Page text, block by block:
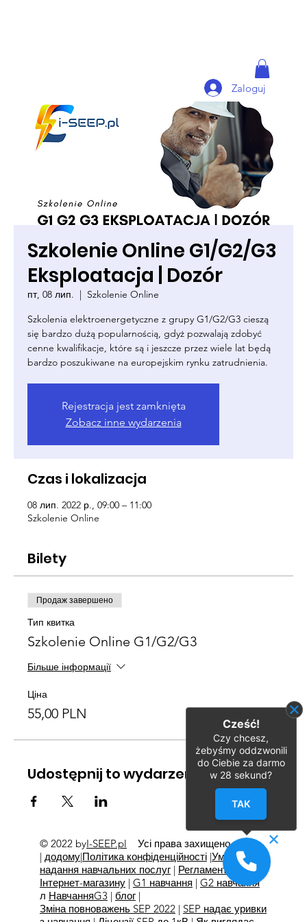
Zaloguj
Szkolenie Online G1/G2/G3
Eksploatacja | Dozór
пт, 08 лип.
  |
Szkolenie Online
Szkolenia elektroenergetyczne z grupy G1/G2/G3 cieszą
się bardzo dużą popularnością, gdyż pozwalają zdobyć
cenne kwalifikacje, które są i jeszcze przez wiele lat będą
bardzo poszukiwane na europejskim rynku zatrudnienia.
Rejestracja jest zamknięta
Zobacz inne wydarzenia
Czas i lokalizacja
08 лип. 2022 р., 09:00 – 11:00
Szkolenie Online
Bilety
Продаж завершено
Тип квитка
Szkolenie Online G1/G2/G3
Більше інформації
Ціна
55,00 PLN
Udostępnij to wydarzenie
© 2022 byI-SEEP.pl
Усі права захищено
| додому|Політика конфіденційності|Умови
надання навчальних послуг| Регламент
Інтернет-магазину | G1 навчання | G2 навчання
л НавчанняG3 | блог|
Зміна повноважень SEP 2022 | SEP надає уривки
Cześć!
Czy chcesz,
żebyśmy oddzwonili
do Ciebie za darmo
w 28 sekund?
TAK